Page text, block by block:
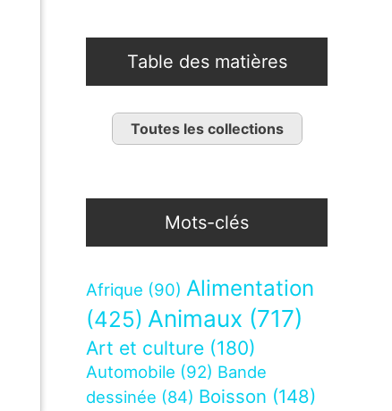
Table des matières
Toutes les collections
Mots-clés
Afrique (90) Alimentation
(425) Animaux (717)
Art et culture (180)
Automobile (92) Bande
dessinée (84) Boisson (148)